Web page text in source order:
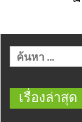
เรื่องล่าสุด